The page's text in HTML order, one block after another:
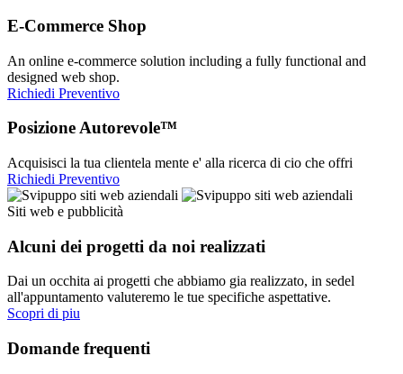
E-Commerce Shop
An online e-commerce solution including a fully functional and
designed web shop.
Richiedi Preventivo
Posizione Autorevole™
Acquisisci la tua clientela mente e' alla ricerca di cio che offri
Richiedi Preventivo
Siti web e pubblicità
Alcuni dei progetti da noi realizzati
Dai un occhita ai progetti che abbiamo gia realizzato, in sedel
all'appuntamento valuteremo le tue specifiche aspettative.
Scopri di piu
Domande frequenti